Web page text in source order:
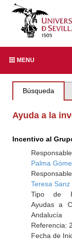
MENU
Búsqueda
Ayuda a la
Incentivo al
Palma
Teresa Sanz
Tipo de
Ayudas a
Andalucía
Referencia:
Fecha de